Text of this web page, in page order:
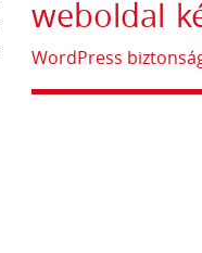
weboldal
WordPress